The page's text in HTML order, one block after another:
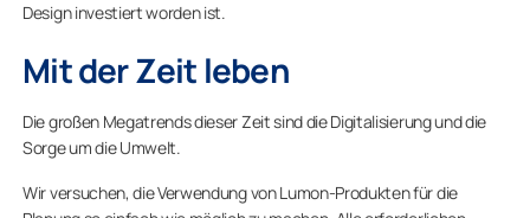
Design investiert worden ist.
Mit der Zeit leben
Die großen Megatrends dieser Zeit sind die Digitalisierung und die
Sorge um die Umwelt.
Wir versuchen, die Verwendung von Lumon-Produkten für die